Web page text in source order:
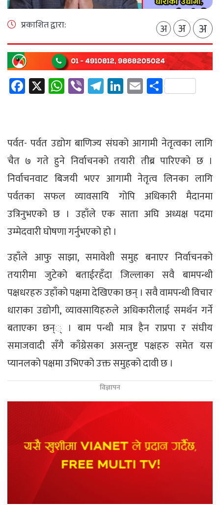
प्रकाशित द्वारा: अ अ अ
Facebook
X WhatsApp
ViberTelegram
LinkedIn
EmailShare
पर्वत- पर्वत उद्योग बाणिज्य संघको आगामी नेतृत्वका लागि
चैत ७ गते हुने निर्वाचनको तयारी तीब्र पारिएको छ ।
निर्वाचनवाट बिजयी भएर आगामी नेतृत्व लिनका लागि
पर्वतका सफल व्यावसायि गोपि अधिकारी मैदानमा
उत्रिनुभएको छ । उहाँले एक साता अघि अध्यक्ष पदमा
उम्मेदवारी घोषणा गर्नुभएको हो ।
उहाँले आफु साझा, समावेशी समुह बनाएर निर्वाचनको
तयारीमा जुटेको बताईरहँदा जिल्लाका सवै बामपन्थी
पक्षधरहरु उहाँको पक्षमा देखिएका छन् । सवै वामपन्थी विचार
धाराका उद्योगी, व्यावसायिहरुले अधिकारीलाई समर्थन गर्ने
बताएका छन्् । बाम पन्थी मात्र हैन राप्रपा र संघीय
समाजवादी सँगै काँग्रेसका असन्तुष्ट पक्षहरु समेत यस
प्यानलको पक्षमा उभिएको उक्त समुहको दावी छ ।
विज्ञापन